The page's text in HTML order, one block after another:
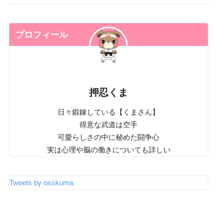
プロフィール
押忍くま
日々鍛錬している【くまさん】
得意な武道は空手
可愛らしさの中に秘めた闘争心
実は心理や脳の働きについても詳しい
Tweets by osskuma